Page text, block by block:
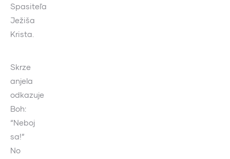
Spasiteľa
Ježiša
Krista.
Skrze
anjela
odkazuje
Boh:
“Neboj
sa!”
No